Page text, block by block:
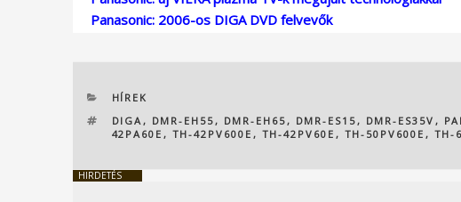
Panasonic: 2006-os DIGA DVD felvevők
KATEGÓRIÁK
HÍREK
CÍMKÉK
DIGA , DMR-EH55 , DMR-EH65 , DMR-ES15 , DMR-ES35V ,
42PA60E , TH-42PV600E , TH-42PV60E , TH-50PV600E , TH-
HIRDETÉS